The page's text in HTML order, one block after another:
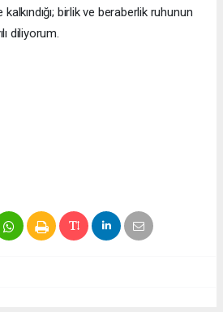
birlik ve beraberlik ruhunun
2026 yılı diliyorum.